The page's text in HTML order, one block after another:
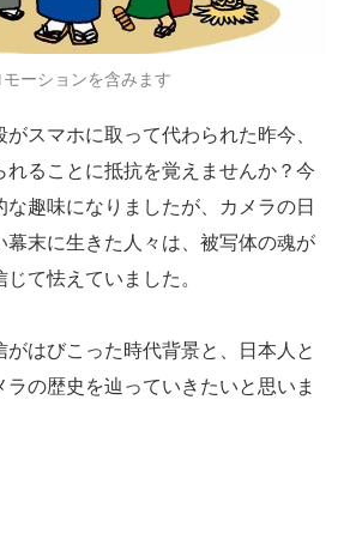
ーションを含みます
スマホに取って代わられた昨今、
れることに抵抗を覚えませんか？今
な趣味になりましたが、カメラの日
幕末に生きた人々は、被写体の魂が
て怯えていました。
はびこった時代背景と、日本人と
の歴史を辿っていきたいと思いま